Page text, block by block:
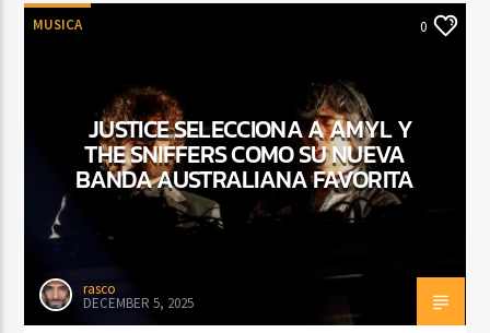
MUSICA 0
JUSTICE SELECCIONA A AMYL Y
THE SNIFFERS COMO SU NUEVA
BANDA AUSTRALIANA FAVORITA
rasco
DECEMBER 5, 2025